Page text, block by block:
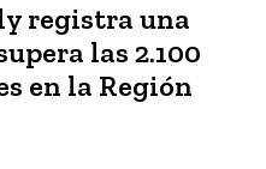
registra una
las 2.100
en la Región